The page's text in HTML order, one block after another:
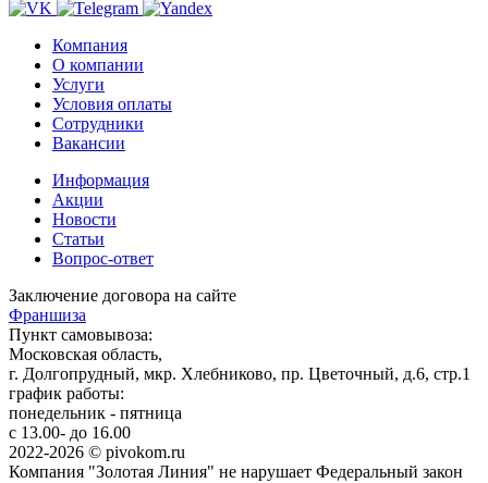
Компания
О компании
Услуги
Условия оплаты
Сотрудники
Вакансии
Информация
Акции
Новости
Статьи
Вопрос-ответ
Заключение договора на сайте
Франшиза
Пункт самовывоза:
Московская область,
г. Долгопрудный, мкр. Хлебниково, пр. Цветочный, д.6, стр.1
график работы:
понедельник - пятница
с 13.00- до 16.00
2022-2026 © pivokom.ru
Компания "Золотая Линия" не нарушает Федеральный закон